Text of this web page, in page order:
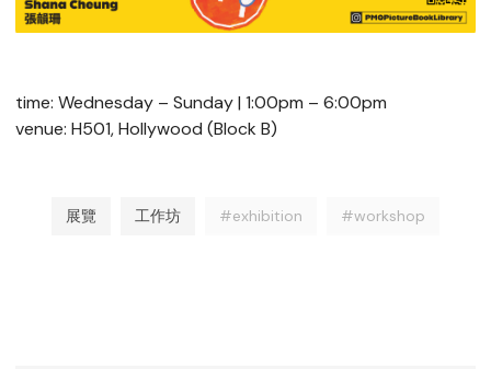
time: Wednesday – Sunday | 1:00pm – 6:00pm
venue: H501, Hollywood (Block B)
展覽 工作坊 #exhibition #workshop